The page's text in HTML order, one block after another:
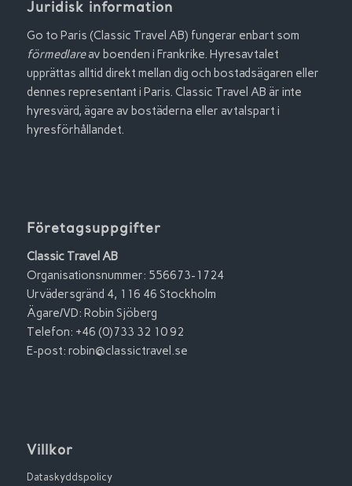
Juridisk information
Go to Paris (Classic Travel AB) fungerar enbart som
förmedlareav boenden i Frankrike. Hyresavtalet
upprättas alltid direkt mellan dig och bostadsägaren eller
dennes representant i Paris. Classic Travel AB är inte
hyresvärd, ägare av bostäderna eller avtalspart i
hyresförhållandet.
Företagsuppgifter
Classic Travel AB
Organisationsnummer: 556673-1724
Urvädersgränd 4, 116 46 Stockholm
Ägare/VD: Robin Sjöberg
Telefon: +46 (0)733 32 10 92
E-post: robin@classictravel.se
Villkor
Dataskyddspolicy